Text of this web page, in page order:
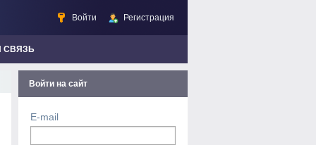
Войти Регистрация
СВЯЗЬ
Войти на сайт
E-mail